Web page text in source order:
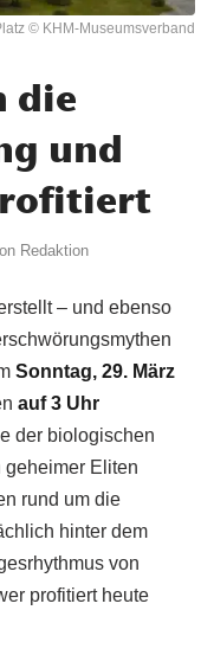
© KHM-Museumsverband
die
und
Redaktion
– und ebenso
Sonntag, 29. März
auf 3 Uhr
der biologischen
geheimer Eliten
rund um die
hinter dem
von
profitiert heute